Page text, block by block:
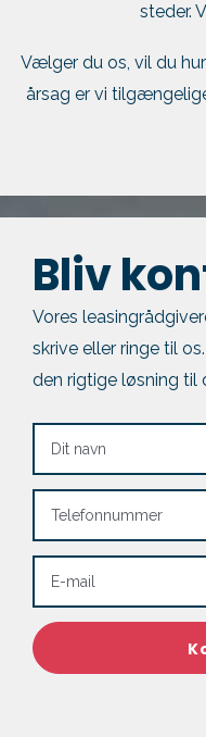
steder.
Vælger du os, vil du
årsag er vi
Bliv
Vores
skrive eller ringe til
den rigtige løsning til